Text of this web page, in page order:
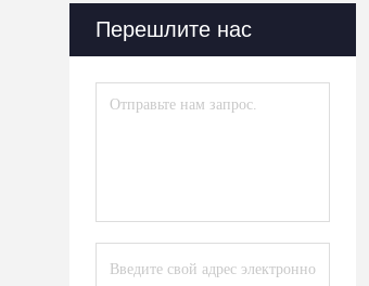
Перешлите нас